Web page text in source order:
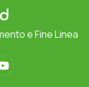
e Fine Linea